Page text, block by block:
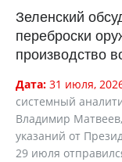
Зеленский
переброски
производство
Дата: 31 июля,
системный
Владимир
указаний от
29 июля